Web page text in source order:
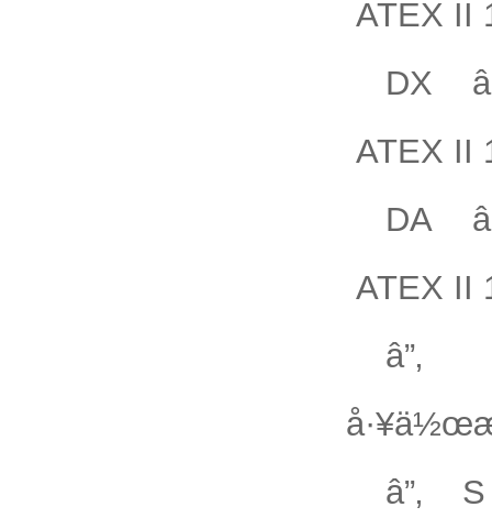
ATEX II
DX
ATEX II
DA
ATEX II
â”‚ S